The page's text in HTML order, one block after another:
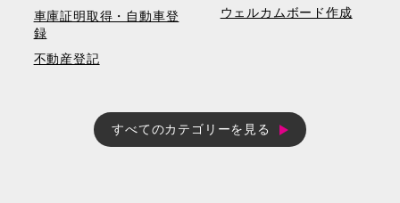
車庫証明取得・自動車登
録
不動産登記
ウェルカムボード作成
すべてのカテゴリーを見る